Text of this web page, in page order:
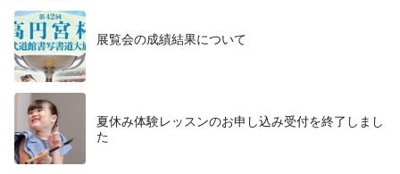
展覧会の成績結果について
夏休み体験レッスンのお申し込み受付を終了しまし
た